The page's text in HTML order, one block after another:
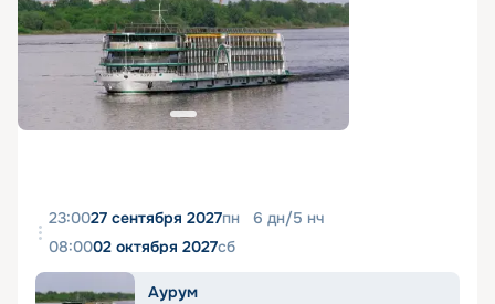
23:0027 сентября 2027пн 6 дн/5 нч
08:0002 октября 2027сб
Аурум